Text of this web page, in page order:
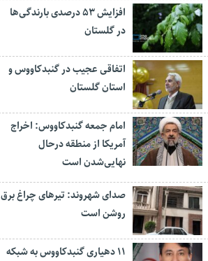
افزایش ۵۳ درصدی بارندگی‌ها
در گلستان
اتفاقی عجیب در‌ گنبدکاووس و
استان گلستان
امام جمعه گنبدکاووس: اخراج
آمریکا از منطقه درحال
نهایی‌شدن است
صدای شهروند: تیرهای چراغ برق
روشن است
۱۱ دهیاری گنبدکاووس به شبکه